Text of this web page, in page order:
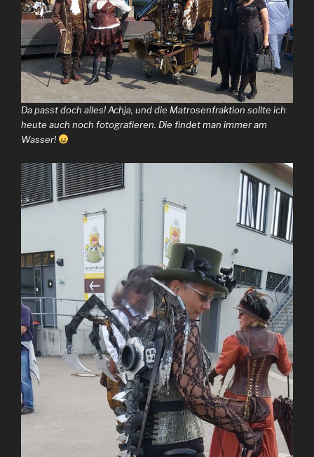
Da passt doch alles! Achja, und die Matrosenfraktion sollte ich
heute auch noch fotografieren. Die findet man immer am
Wasser!